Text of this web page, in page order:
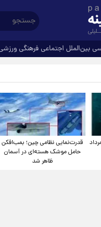
بین‌الملل اجتماعی فرهنگی
واقعی پنجشنبه ۱۵ مرداد
قدرت‌نمایی نظامی چین؛ بمب‌افکن
حامل موشک هسته‌ای در آسمان
ظاهر شد